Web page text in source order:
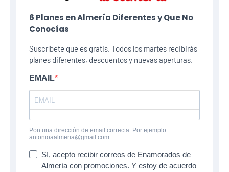
6 Planes​ en Almería Diferentes y Que No
Conocías
Suscríbete que es gratis. Todos los martes recibirás
planes diferentes, descuentos y nuevas aperturas.
EMAIL
Pon una dirección de email correcta. Por ejemplo:
antonioaalmeria@gmail.com
Sí, acepto recibir correos de Enamorados de
Almería con promociones. Y estoy de acuerdo